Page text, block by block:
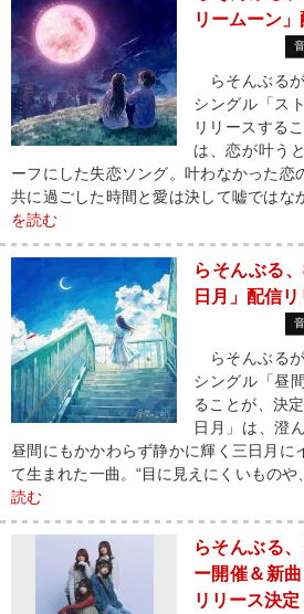
リームーン
らそんぶる
シングル「ス
リリースする
は、恋が叶う
ーフにした失恋ソング。叶わなかった恋
共に過ごした時間と愛は決して嘘ではな
を読む
らそんぶる
日月」配信
らそんぶる
シングル「昼
ることが、決
日月」は、澄
昼間にもかかわらず静かに輝く三日月に
て生まれた一曲。“目に見えにくいものや
読む
らそんぶる
ー開催＆新
リリース決定